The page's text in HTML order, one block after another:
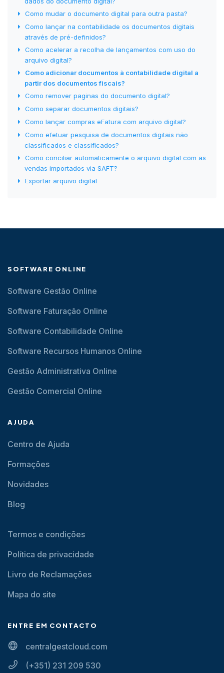
Como mudar o documento digital para outra pasta?
Como lançar na contabilidade os documentos digitais
através de pré-definidos?
Como acelerar a recolha de lançamentos com uso do
arquivo digital?
Como adicionar documentos à contabilidade digital a
partir dos documentos fiscais?
Como remover paginas do documento digital?
Como separar documentos digitais?
Como lançar compras eFatura com arquivo digital?
Como efetuar pesquisa de documentos digitais não
classificados e classificados?
Como conciliar automaticamente o arquivo digital com as
vendas importados via SAFT?
Exportar arquivo digital
SOFTWARE ONLINE
Software Gestão Online
Software Faturação Online
Software Contabilidade Online
Software Recursos Humanos Online
Gestão Administrativa Online
Gestão Comercial Online
AJUDA
Centro de Ajuda
Formações
Novidades
Blog
Termos e condições
Política de privacidade
Livro de Reclamações
Mapa do site
ENTRE EM CONTACTO
centralgestcloud.com
(+351) 231 209 530